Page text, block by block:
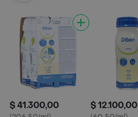
$ 41.300,00 $ 12.100,00